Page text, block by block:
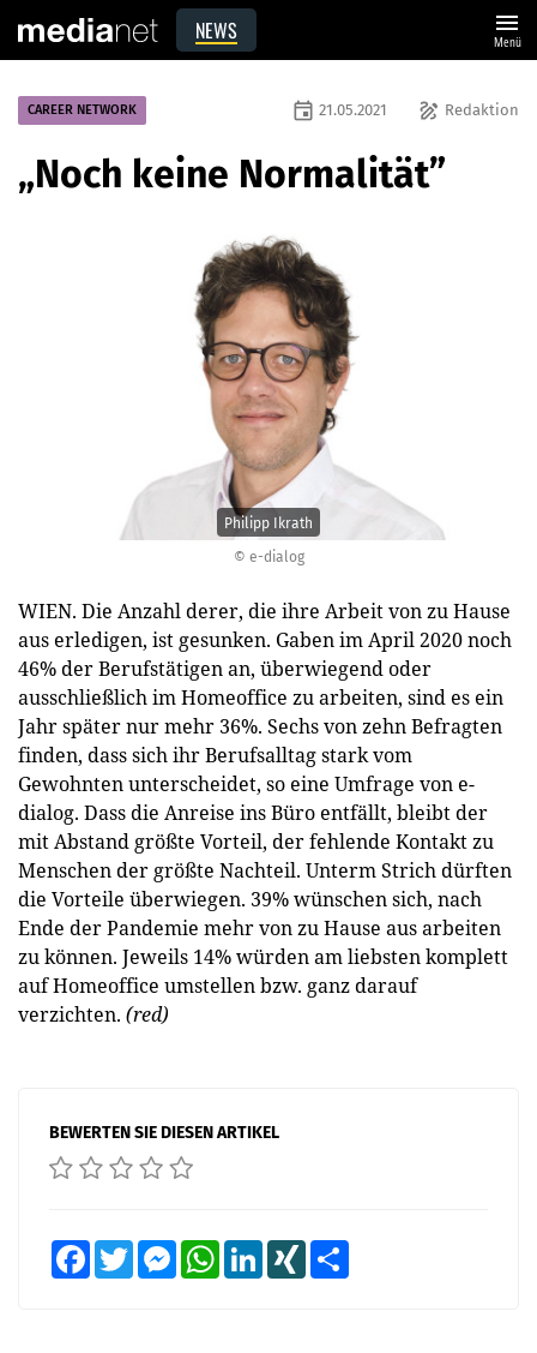
NEWS menu
Menü
© e-dialog
Philipp Ikrath
CAREER NETWORK draw Redaktion
event 21.05.2021
„Noch keine Normalität”
WIEN. Die Anzahl derer, die ihre Arbeit von zu Hause
aus erledigen, ist gesunken. Gaben im April 2020 noch
46% der Berufstätigen an, überwiegend oder
ausschließlich im Homeoffice zu arbeiten, sind es ein
Jahr später nur mehr 36%. Sechs von zehn Befragten
finden, dass sich ihr Berufsalltag stark vom
Gewohnten unterscheidet, so eine Umfrage von e-
dialog. Dass die Anreise ins Büro entfällt, bleibt der
mit Abstand größte Vorteil, der fehlende Kontakt zu
Menschen der größte Nachteil. Unterm Strich dürften
die Vorteile überwiegen. 39% wünschen sich, nach
Ende der Pandemie mehr von zu Hause aus arbeiten
zu können. Jeweils 14% würden am liebsten komplett
auf Homeoffice umstellen bzw. ganz darauf
verzichten. (red)
BEWERTEN SIE DIESEN ARTIKEL
FacebookTwitter MessengerWhatsAppLinkedInXING